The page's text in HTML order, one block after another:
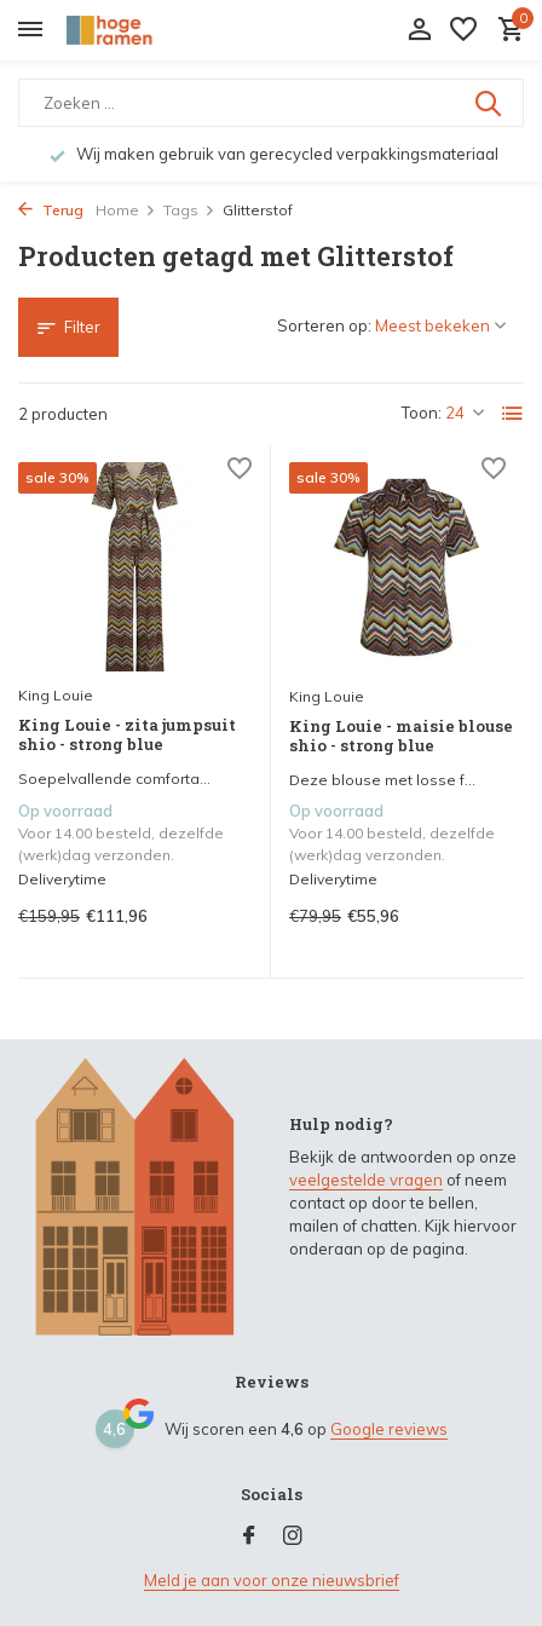
0
Wij maken gebruik van gerecycled verpakkingsmateriaal
Terug Home Tags Glitterstof
Producten getagd met Glitterstof
Filter
2 producten Toon:
Sorteren op:
sale 30%
King Louie
King Louie - zita jumpsuit
shio - strong blue
Soepelvallende comforta...
Op voorraad
Voor 14.00 besteld, dezelfde
(werk)dag verzonden.
Deliverytime
€159,95 €111,96
sale 30%
King Louie
King Louie - maisie blouse
shio - strong blue
Deze blouse met losse f...
Op voorraad
Voor 14.00 besteld, dezelfde
(werk)dag verzonden.
Deliverytime
€79,95 €55,96
Hulp nodig?
Bekijk de antwoorden op onze
veelgestelde vragen of neem
contact op door te bellen,
mailen of chatten. Kijk hiervoor
onderaan op de pagina.
Reviews
4,6 Wij scoren een 4,6 op Google reviews
Socials
Meld je aan voor onze nieuwsbrief